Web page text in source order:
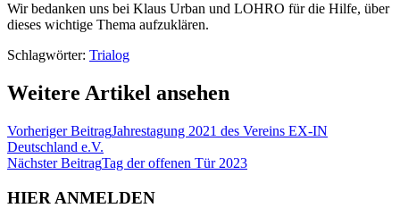
Wir bedanken uns bei Klaus Urban und LOHRO für die Hilfe, über
dieses wichtige Thema aufzuklären.
Schlagwörter: Trialog
Weitere Artikel ansehen
Vorheriger BeitragJahrestagung 2021 des Vereins EX-IN
Deutschland e.V.
Nächster BeitragTag der offenen Tür 2023
HIER ANMELDEN